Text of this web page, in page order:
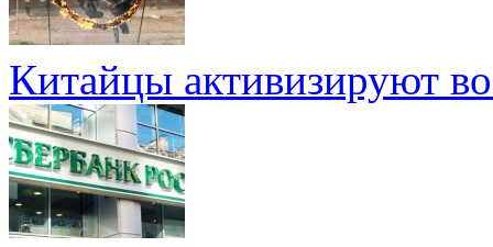
Китайцы активизируют